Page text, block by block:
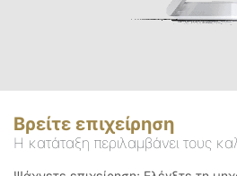
Βρείτε επιχείρηση
Η κατάταξη περιλαμβάνει τους